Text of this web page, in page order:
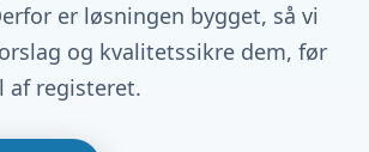
er løsningen bygget, så vi
og kvalitetssikre dem, før
af registeret.